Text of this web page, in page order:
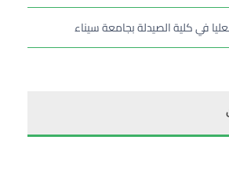
في كلية الصيدلة بجامعة سيناء